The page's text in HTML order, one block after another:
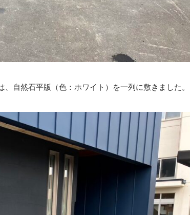
自然石平版（色：ホワイト）を一列に敷きました。